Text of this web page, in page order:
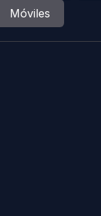
Móviles